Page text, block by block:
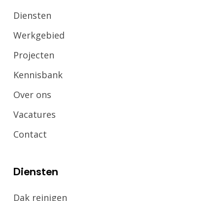
Diensten
Werkgebied
Projecten
Kennisbank
Over ons
Vacatures
Contact
Diensten
Dak reinigen